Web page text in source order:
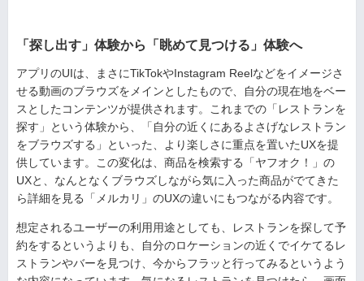
「探し出す」体験から「眺めて見つける」体験へ
アプリのUIは、まさにTikTokやInstagram Reelなどをイメージさ
せる動画のブラウズをメインとしたもので、自分の現在地をベー
スとしたコンテンツが提供されます。これまでの「レストランを
探す」という体験から、「自分の近くにあるよさげなレストラン
をブラウズする」といった、より楽しさに重点を置いたUXを提
供しています。この変化は、商品を検索する「ヤフオク！」の
UXと、なんとなくブラウズしながら気に入った商品がでてきた
ら詳細を見る「メルカリ」のUXの違いにもつながる内容です。
想定されるユーザーの利用用途としても、レストランを探して予
約をするというよりも、自分のロケーションの近くでイケてるレ
ストランやバーを見つけ、今からフラッと行ってみるというよう